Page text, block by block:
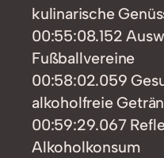
kulinarische
00:55:08.152
Fußballvereine
00:58:02.059
alkoholfreie
00:59:29.067
Alkoholkonsum